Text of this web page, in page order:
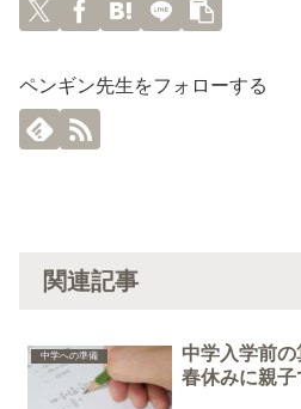
ペンギン先生をフォローする
関連記事
中学への準備
中学入学前
春休みに親